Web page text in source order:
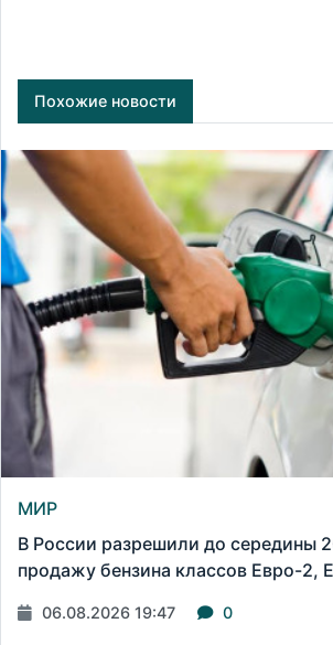
Похожие новости
МИР
В России разрешили до середины
продажу бензина классов Евро-2,
06.08.2026 19:47 0